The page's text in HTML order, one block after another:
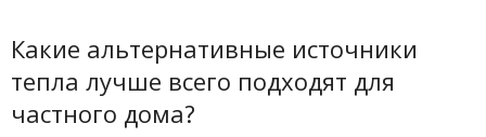
Какие альтернативные источники
тепла лучше всего подходят для
частного дома?